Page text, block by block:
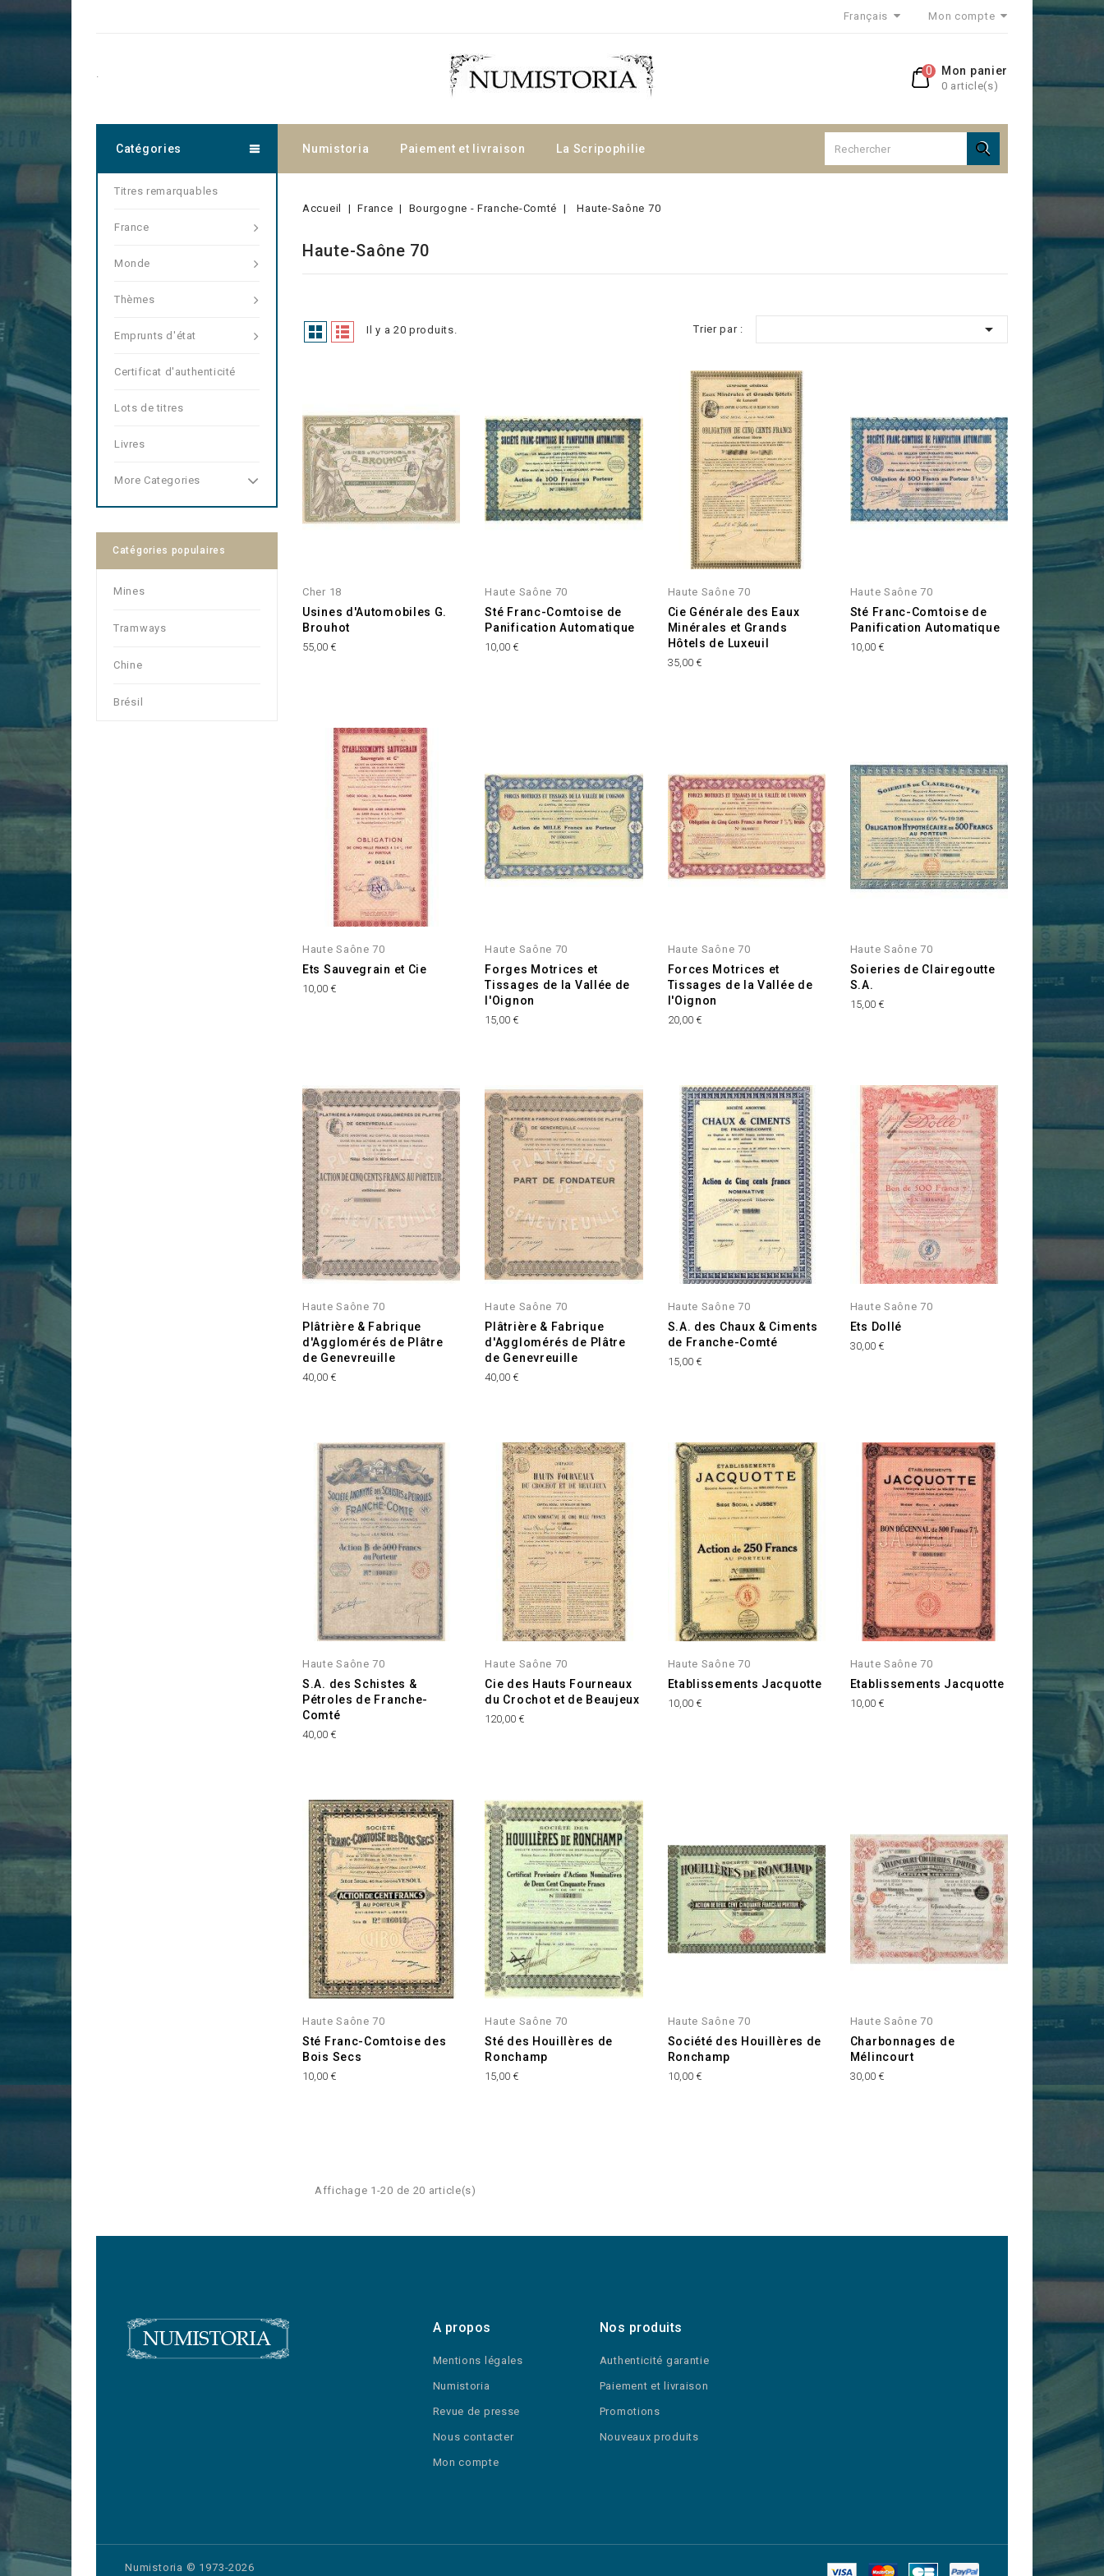
Français Mon compte
Mon panier
0 article(s)
0
.
Numistoria Paiement et livraison La Scripophilie 
Catégories
Titres remarquables
France
Monde
Thèmes
Emprunts d'état
Certificat d'authenticité
Lots de titres
Livres
More Categories
Catégories populaires
Mines
Tramways
Chine
Brésil
Accueil France Bourgogne - Franche-Comté Haute-Saône 70
Haute-Saône 70
Il y a 20 produits. Trier par : 
Cher 18
Usines d'Automobiles G.
Brouhot
Prix
55,00 €
Haute Saône 70
Sté Franc-Comtoise de
Panification Automatique
Prix
10,00 €
Haute Saône 70
Cie Générale des Eaux
Minérales et Grands
Hôtels de Luxeuil
Prix
35,00 €
Haute Saône 70
Sté Franc-Comtoise de
Panification Automatique
Prix
10,00 €
Haute Saône 70
Ets Sauvegrain et Cie
Prix
10,00 €
Haute Saône 70
Forges Motrices et
Tissages de la Vallée de
l'Oignon
Prix
15,00 €
Haute Saône 70
Forces Motrices et
Tissages de la Vallée de
l'Oignon
Prix
20,00 €
Haute Saône 70
Soieries de Clairegoutte
S.A.
Prix
15,00 €
Haute Saône 70
Plâtrière & Fabrique
d'Agglomérés de Plâtre
de Genevreuille
Prix
40,00 €
Haute Saône 70
Plâtrière & Fabrique
d'Agglomérés de Plâtre
de Genevreuille
Prix
40,00 €
Haute Saône 70
S.A. des Chaux & Ciments
de Franche-Comté
Prix
15,00 €
Haute Saône 70
Ets Dollé
Prix
30,00 €
Haute Saône 70
S.A. des Schistes &
Pétroles de Franche-
Comté
Prix
40,00 €
Haute Saône 70
Cie des Hauts Fourneaux
du Crochot et de Beaujeux
Prix
120,00 €
Haute Saône 70
Etablissements Jacquotte
Prix
10,00 €
Haute Saône 70
Etablissements Jacquotte
Prix
10,00 €
Haute Saône 70
Sté Franc-Comtoise des
Bois Secs
Prix
10,00 €
Haute Saône 70
Sté des Houillères de
Ronchamp
Prix
15,00 €
Haute Saône 70
Société des Houillères de
Ronchamp
Prix
10,00 €
Haute Saône 70
Charbonnages de
Mélincourt
Prix
30,00 €
Affichage 1-20 de 20 article(s)
A propos
Mentions légales
Numistoria
Revue de presse
Nous contacter
Mon compte
Nos produits
Authenticité garantie
Paiement et livraison
Promotions
Nouveaux produits
Numistoria © 1973-2026